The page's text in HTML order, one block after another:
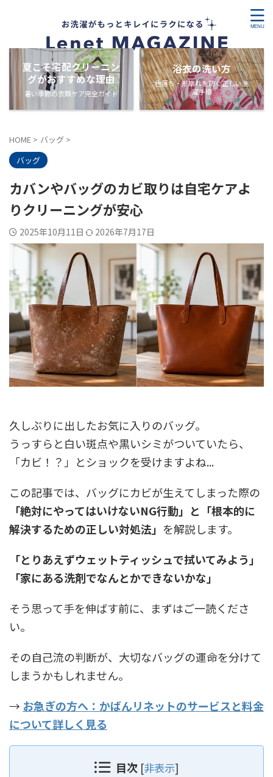
夏こそ宅配クリーニン
グがおすすめな理由
暑い季節の衣類ケア完全ガイド
浴衣の洗い方
色落ち・形崩れを防ぐ正しい洗
濯手順
HOME > バッグ >
バッグ
カバンやバッグのカビ取りは自宅ケアよ
りクリーニングが安心
2025年10月11日 2026年7月17日
久しぶりに出したお気に入りのバッグ。
うっすらと白い斑点や黒いシミがついていたら、
「カビ！？」とショックを受けますよね...
この記事では、バッグにカビが生えてしまった際の
「絶対にやってはいけないNG行動」と「根本的に
解決するための正しい対処法」 を解説します。
「とりあえずウェットティッシュで拭いてみよう」
「家にある洗剤でなんとかできないかな」
そう思って手を伸ばす前に、まずはご一読くださ
い。
その自己流の判断が、大切なバッグの運命を分けて
しまうかもしれません。
→ お急ぎの方へ：かばんリネットのサービスと料金
について詳しく見る
目次 [非表示]